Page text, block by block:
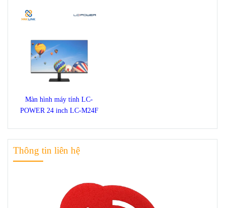
Màn hình máy tính LC-
POWER 24 inch LC-M24F
Thông tin liên hệ